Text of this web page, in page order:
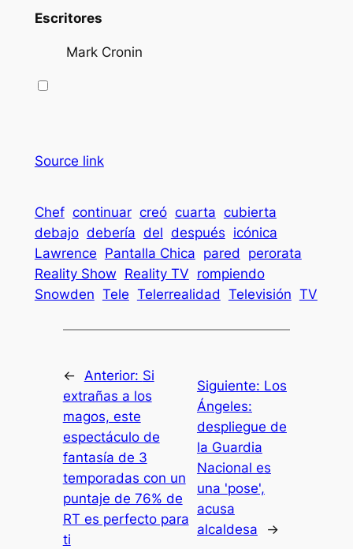
Escritores
Mark Cronin
Source link
Chef continuar creó cuarta cubierta
debajo debería del después icónica
Lawrence Pantalla Chica pared
perorata
Reality Show Reality TV rompiendo
Snowden Tele Telerrealidad Televisión TV
← Anterior: Si
extrañas a los
magos, este
espectáculo de
fantasía de 3
temporadas con un
puntaje de 76% de
RT es perfecto para
ti
Siguiente: Los
Ángeles:
despliegue de
la Guardia
Nacional es
una 'pose',
acusa
alcaldesa
→